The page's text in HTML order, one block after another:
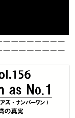
ーーーーーーーー
ーーーーーーーー